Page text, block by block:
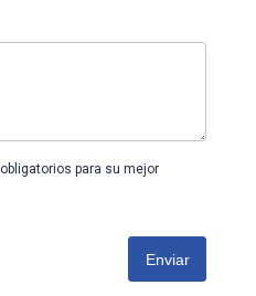
para su mejor
Enviar